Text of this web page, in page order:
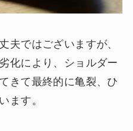
夫ではございますが、
化により、ショルダー
きて最終的に亀裂、ひ
ます。